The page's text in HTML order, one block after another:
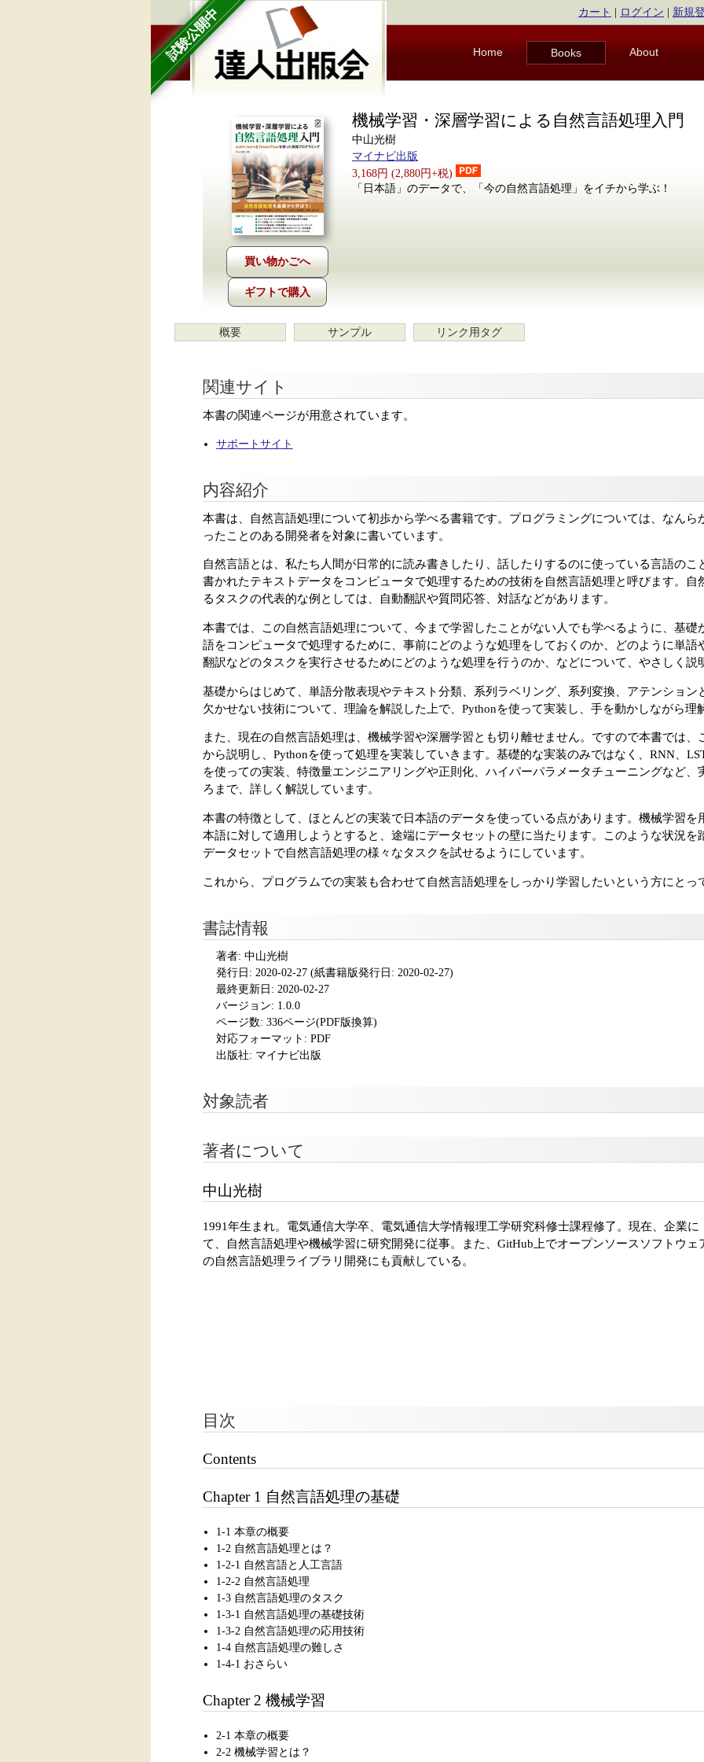
試験公開中 カート ログイン 新規
Home Books About
ギフトで購入
機械学習・深層学習による自然言語処理入門
中山光樹
マイナビ出版
3,168円 (2,880円+税)
「日本語」のデータで、「今の自然言語処理」をイチから学ぶ！
概要 サンプル リンク用タグ
関連サイト
本書の関連ページが用意されています。
サポートサイト
内容紹介
本書は、自然言語処理について初歩から学べる書籍です。プログラミングについては、なんら
ったことのある開発者を対象に書いています。
自然言語とは、私たち人間が日常的に読み書きしたり、話したりするのに使っている言語のこ
書かれたテキストデータをコンピュータで処理するための技術を自然言語処理と呼びます。自
るタスクの代表的な例としては、自動翻訳や質問応答、対話などがあります。
本書では、この自然言語処理について、今まで学習したことがない人でも学べるように、基礎
語をコンピュータで処理するために、事前にどのような処理をしておくのか、どのように単語
翻訳などのタスクを実行させるためにどのような処理を行うのか、などについて、やさしく説
基礎からはじめて、単語分散表現やテキスト分類、系列ラベリング、系列変換、アテンション
欠かせない技術について、理論を解説した上で、Pythonを使って実装し、手を動かしながら理
また、現在の自然言語処理は、機械学習や深層学習とも切り離せません。ですので本書では、
から説明し、Pythonを使って処理を実装していきます。基礎的な実装のみではなく、RNN、
を使っての実装、特徴量エンジニアリングや正則化、ハイパーパラメータチューニングなど、
ろまで、詳しく解説しています。
本書の特徴として、ほとんどの実装で日本語のデータを使っている点があります。機械学習を
本語に対して適用しようとすると、途端にデータセットの壁に当たります。このような状況を
データセットで自然言語処理の様々なタスクを試せるようにしています。
これから、プログラムでの実装も合わせて自然言語処理をしっかり学習したいという方にとっ
書誌情報
著者: 中山光樹
発行日: 2020-02-27(紙書籍版発行日: 2020-02-27)
最終更新日: 2020-02-27
バージョン: 1.0.0
ページ数: 336ページ(PDF版換算)
対応フォーマット: PDF
出版社: マイナビ出版
対象読者
著者について
中山光樹
1991年生まれ。電気通信大学卒、電気通信大学情報理工学研究科修士課程修了。現在、企業に
て、自然言語処理や機械学習に研究開発に従事。また、GitHub上でオープンソースソフトウェ
の自然言語処理ライブラリ開発にも貢献している。
目次
Contents
Chapter 1 自然言語処理の基礎
1-1 本章の概要
1-2 自然言語処理とは？
1-2-1 自然言語と人工言語
1-2-2 自然言語処理
1-3 自然言語処理のタスク
1-3-1 自然言語処理の基礎技術
1-3-2 自然言語処理の応用技術
1-4 自然言語処理の難しさ
1-4-1 おさらい
Chapter 2 機械学習
2-1 本章の概要
2-2 機械学習とは？